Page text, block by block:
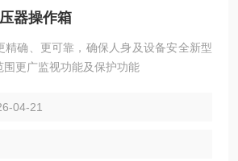
器操作箱
精确、更可靠，确保人身及设备安全新型
围更广监视功能及保护功能
04-21